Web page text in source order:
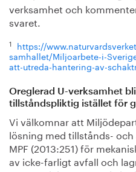
verksamhet och
svaret.
1 https://
samhallet/Miljoarbete-i-
att-utreda-hantering-av-
Oreglerad U-verksamhet
tillståndspliktig istället för
Vi välkomnar att
lösning med tillstånds-
MPF (2013:251) för
av icke-farligt avfall och